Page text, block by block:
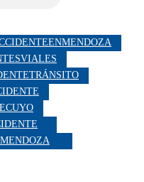
MENDOZA